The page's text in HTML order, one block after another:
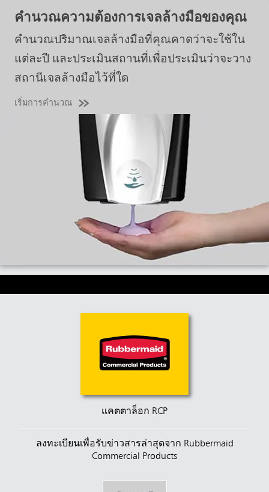
คำนวณความต้องการเจลล้างมือของคุณ
คำนวณปริมาณเจลล้างมือที่คุณคาดว่าจะใช้ใน
แต่ละปี และประเมินสถานที่เพื่อประเมินว่าจะวาง
สถานีเจลล้างมือไว้ที่ใด
เริ่มการคำนวณ
แคตตาล็อก RCP
ลงทะเบียนเพื่อรับข่าวสารล่าสุดจาก Rubbermaid
Commercial Products